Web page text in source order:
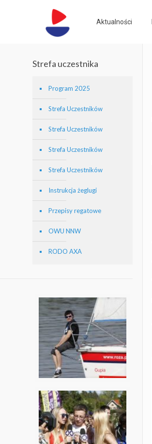
Aktualności
Strefa uczestnika
Program 2025
Strefa Uczestników
Strefa Uczestników
Strefa Uczestników
Strefa Uczestników
Instrukcja żeglugi
Przepisy regatowe
OWU NNW
RODO AXA